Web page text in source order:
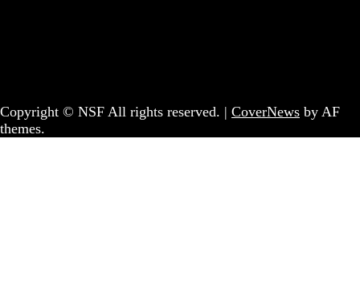
Copyright © NSF All rights reserved. | CoverNews by AF
themes.